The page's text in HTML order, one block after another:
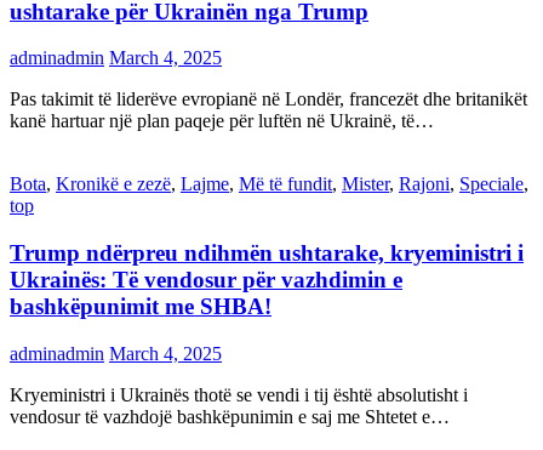
ushtarake për Ukrainën nga Trump
adminadmin March 4, 2025
Pas takimit të liderëve evropianë në Londër, francezët dhe britanikët
kanë hartuar një plan paqeje për luftën në Ukrainë, të…
Bota, Kronikë e zezë, Lajme, Më të fundit, Mister, Rajoni, Speciale,
top
Trump ndërpreu ndihmën ushtarake, kryeministri i
Ukrainës: Të vendosur për vazhdimin e
bashkëpunimit me SHBA!
adminadmin March 4, 2025
Kryeministri i Ukrainës thotë se vendi i tij është absolutisht i
vendosur të vazhdojë bashkëpunimin e saj me Shtetet e…